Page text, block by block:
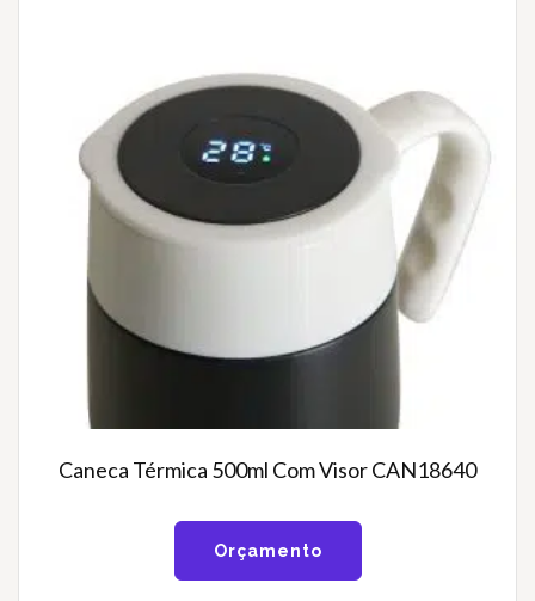
Caneca Térmica 500ml Com Visor CAN18640
Orçamento